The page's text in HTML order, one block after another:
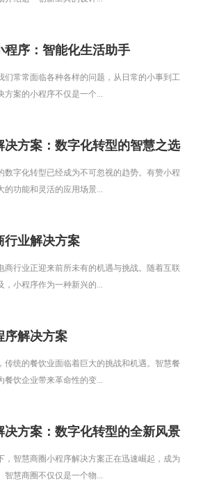
程序：智能化生活助手
们常常面临各种各样的问题，从日常的小事到工
方案的小程序不仅是一个...
决方案：数字化转型的智慧之选
数字化转型已经成为不可忽视的趋势。有赞小程
的功能和灵活的应用场景...
行业解决方案
商行业正迎来前所未有的机遇与挑战。随着互联
，小程序作为一种新兴的...
序解决方案
传统的餐饮业面临着巨大的挑战和机遇。智慧餐
餐饮企业带来革命性的变...
决方案：数字化转型的全新风景
，智慧商圈小程序解决方案正在迅速崛起，成为
智慧商圈不仅仅是一个物...